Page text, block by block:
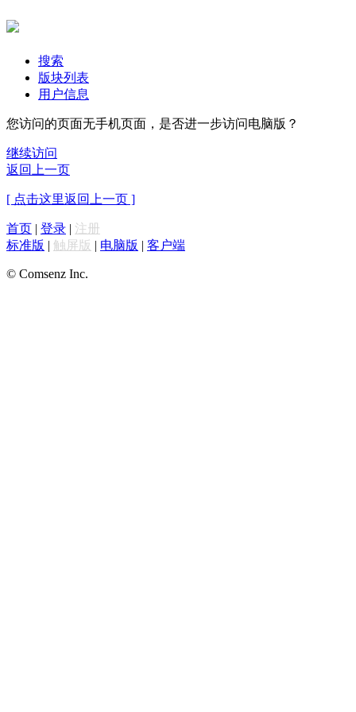
搜索
版块列表
用户信息
您访问的页面无手机页面，是否进一步访问电脑版？
继续访问
返回上一页
[ 点击这里返回上一页 ]
首页 | 登录 | 注册
标准版 | 触屏版 | 电脑版 | 客户端
© Comsenz Inc.